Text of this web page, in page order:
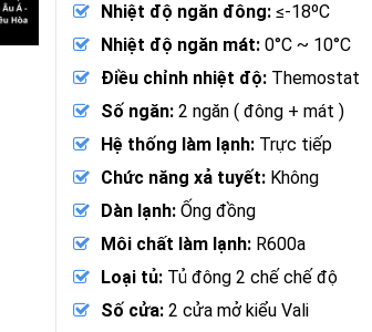
Nhiệt độ ngăn đông: ≤-18ºC
Nhiệt độ ngăn mát: 0°C ~ 10°C
Điều chỉnh nhiệt độ: Themostat
Số ngăn: 2 ngăn ( đông + mát )
Hệ thống làm lạnh: Trực tiếp
Chức năng xả tuyết: Không
Dàn lạnh: Ống đồng
Môi chất làm lạnh: R600a
Loại tủ: Tủ đông 2 chế chế độ
Số cửa: 2 cửa mở kiểu Vali